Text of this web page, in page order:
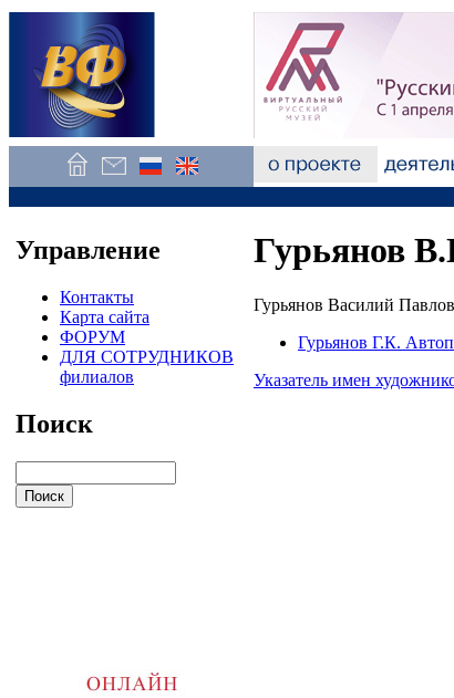
Управление
Контакты
Карта сайта
ФОРУМ
ДЛЯ СОТРУДНИКОВ
филиалов
Поиск
Гурьянов
Гурьянов Василий
Гурьянов Г.К.
Указатель имен